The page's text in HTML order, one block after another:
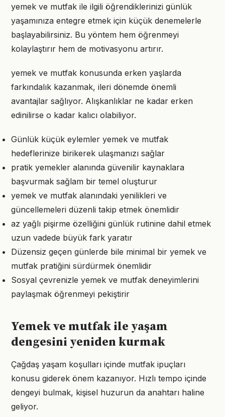
yemek ve mutfak ile ilgili öğrendiklerinizi günlük
yaşamınıza entegre etmek için küçük denemelerle
başlayabilirsiniz. Bu yöntem hem öğrenmeyi
kolaylaştırır hem de motivasyonu artırır.
yemek ve mutfak konusunda erken yaşlarda
farkındalık kazanmak, ileri dönemde önemli
avantajlar sağlıyor. Alışkanlıklar ne kadar erken
edinilirse o kadar kalıcı olabiliyor.
Günlük küçük eylemler yemek ve mutfak
hedeflerinize birikerek ulaşmanızı sağlar
pratik yemekler alanında güvenilir kaynaklara
başvurmak sağlam bir temel oluşturur
yemek ve mutfak alanındaki yenilikleri ve
güncellemeleri düzenli takip etmek önemlidir
az yağlı pişirme özelliğini günlük rutinine dahil etmek
uzun vadede büyük fark yaratır
Düzensiz geçen günlerde bile minimal bir yemek ve
mutfak pratiğini sürdürmek önemlidir
Sosyal çevrenizle yemek ve mutfak deneyimlerini
paylaşmak öğrenmeyi pekiştirir
Yemek ve mutfak ile yaşam
dengesini yeniden kurmak
Çağdaş yaşam koşulları içinde mutfak ipuçları
konusu giderek önem kazanıyor. Hızlı tempo içinde
dengeyi bulmak, kişisel huzurun da anahtarı haline
geliyor.